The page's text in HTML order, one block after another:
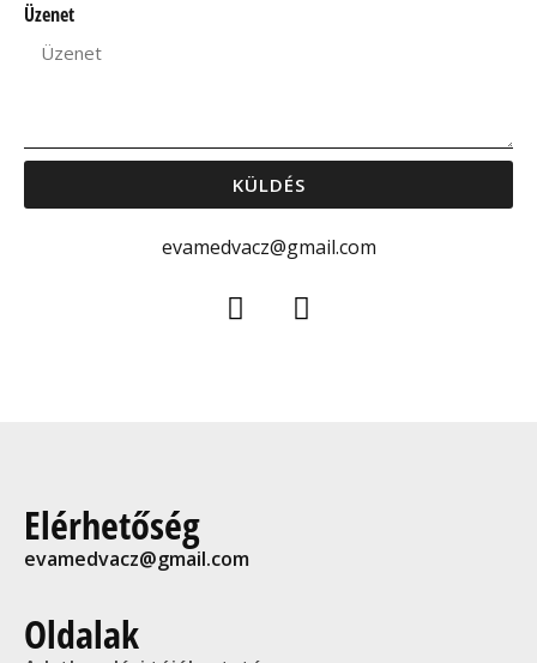
Üzenet
KÜLDÉS
evamedvacz@gmail.com
Elérhetőség
evamedvacz@gmail.com
Oldalak